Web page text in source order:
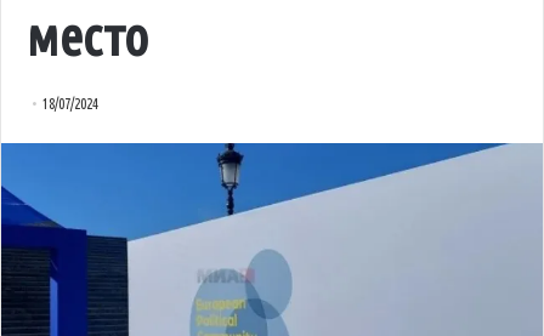
место
18/07/2024